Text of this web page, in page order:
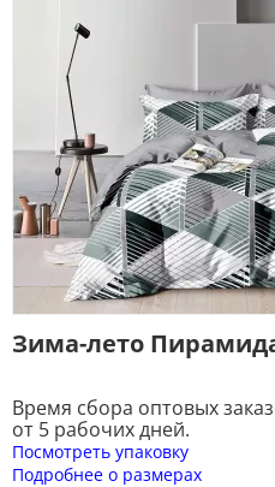
Зима-лето
Время сбора оптовых
от 5 рабочих дней.
Посмотреть упаковку
Подробнее о размерах